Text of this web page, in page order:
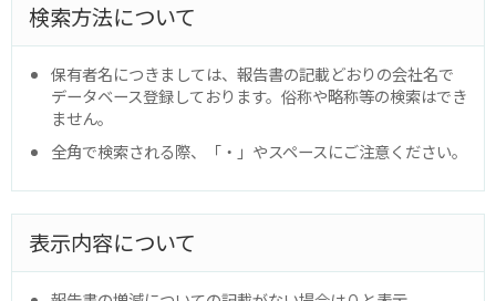
検索方法について
保有者名につきましては、報告書の記載どおりの会社名で
データベース登録しております。俗称や略称等の検索はでき
ません。
全角で検索される際、「・」やスペースにご注意ください。
表示内容について